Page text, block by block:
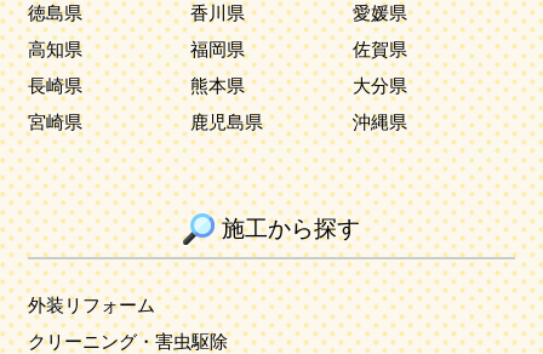
徳島県
香川県
愛媛県
高知県
福岡県
佐賀県
長崎県
熊本県
大分県
宮崎県
鹿児島県 沖縄県
施工から探す
外装リフォーム
クリーニング・害虫駆除